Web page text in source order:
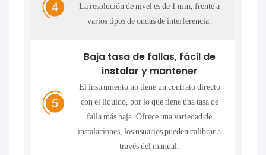
La resolución de nivel es de 1 mm, frente a
varios tipos de ondas de interferencia.
Baja tasa de fallas, fácil de
instalar y mantener
El instrumento no tiene un contrato directo
con el líquido, por lo que tiene una tasa de
falla más baja. Ofrece una variedad de
instalaciones, los usuarios pueden calibrar a
través del manual.